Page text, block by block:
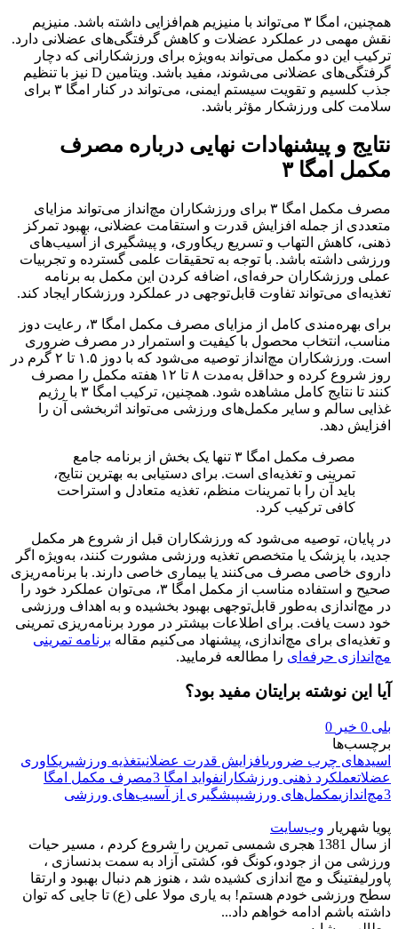
همچنین، امگا ۳ می‌تواند با منیزیم هم‌افزایی داشته باشد. منیزیم
نقش مهمی در عملکرد عضلات و کاهش گرفتگی‌های عضلانی دارد.
ترکیب این دو مکمل می‌تواند به‌ویژه برای ورزشکارانی که دچار
گرفتگی‌های عضلانی می‌شوند، مفید باشد. ویتامین D نیز با تنظیم
جذب کلسیم و تقویت سیستم ایمنی، می‌تواند در کنار امگا ۳ برای
سلامت کلی ورزشکار مؤثر باشد.
نتایج و پیشنهادات نهایی درباره مصرف
مکمل امگا ۳
مصرف مکمل امگا ۳ برای ورزشکاران مچ‌انداز می‌تواند مزایای
متعددی از جمله افزایش قدرت و استقامت عضلانی، بهبود تمرکز
ذهنی، کاهش التهاب و تسریع ریکاوری، و پیشگیری از آسیب‌های
ورزشی داشته باشد. با توجه به تحقیقات علمی گسترده و تجربیات
عملی ورزشکاران حرفه‌ای، اضافه کردن این مکمل به برنامه
تغذیه‌ای می‌تواند تفاوت قابل‌توجهی در عملکرد ورزشکار ایجاد کند.
برای بهره‌مندی کامل از مزایای مصرف مکمل امگا ۳، رعایت دوز
مناسب، انتخاب محصول با کیفیت و استمرار در مصرف ضروری
است. ورزشکاران مچ‌انداز توصیه می‌شود که با دوز ۱.۵ تا ۲ گرم در
روز شروع کرده و حداقل به‌مدت ۸ تا ۱۲ هفته مکمل را مصرف
کنند تا نتایج کامل مشاهده شود. همچنین، ترکیب امگا ۳ با رژیم
غذایی سالم و سایر مکمل‌های ورزشی می‌تواند اثربخشی آن را
افزایش دهد.
مصرف مکمل امگا ۳ تنها یک بخش از برنامه جامع
تمرینی و تغذیه‌ای است. برای دستیابی به بهترین نتایج،
باید آن را با تمرینات منظم، تغذیه متعادل و استراحت
کافی ترکیب کرد.
در پایان، توصیه می‌شود که ورزشکاران قبل از شروع هر مکمل
جدید، با پزشک یا متخصص تغذیه ورزشی مشورت کنند، به‌ویژه اگر
داروی خاصی مصرف می‌کنند یا بیماری خاصی دارند. با برنامه‌ریزی
صحیح و استفاده مناسب از مکمل امگا ۳، می‌توان عملکرد خود را
در مچ‌اندازی به‌طور قابل‌توجهی بهبود بخشیده و به اهداف ورزشی
خود دست یافت. برای اطلاعات بیشتر در مورد برنامه‌ریزی تمرینی
و تغذیه‌ای برای مچ‌اندازی، پیشنهاد می‌کنیم مقاله برنامه تمرینی
مچ‌اندازی حرفه‌ای را مطالعه فرمایید.
آیا این نوشته برایتان مفید بود؟
بلی 0 خیر 0
برچسب‌ها
اسیدهای چرب ضروریافزایش قدرت عضلانیتغذیه ورزشیریکاوری
عضلاتعملکرد ذهنی ورزشکارانفواید امگا 3
مصرف مکمل امگا
3مچ‌اندازیمکمل‌های ورزشیپیشگیری از آسیب‌های ورزشی
پویا شهریار وب‌سایت
از سال 1381 هجری شمسی تمرین را شروع کردم ، مسیر حیات
ورزشی من از جودو،کونگ فو، کشتی آزاد به سمت بدنسازی ،
پاورلیفتینگ و مچ اندازی کشیده شد ، هنوز هم دنبال بهبود و ارتقا
سطح ورزشی خودم هستم! به یاری مولا علی (ع) تا جایی که توان
داشته باشم ادامه خواهم داد...